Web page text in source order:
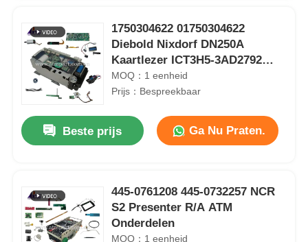
Thuis
1750304622 01750304622
Diebold Nixdorf DN250A
Kaartlezer ICT3H5-3AD2792
ATM Onderdelen
MOQ：1 eenheid
Prijs：Bespreekbaar
Beste prijs Ga Nu Praten.
445-0761208 445-0732257 NCR
S2 Presenter R/A ATM
Onderdelen
MOQ：1 eenheid